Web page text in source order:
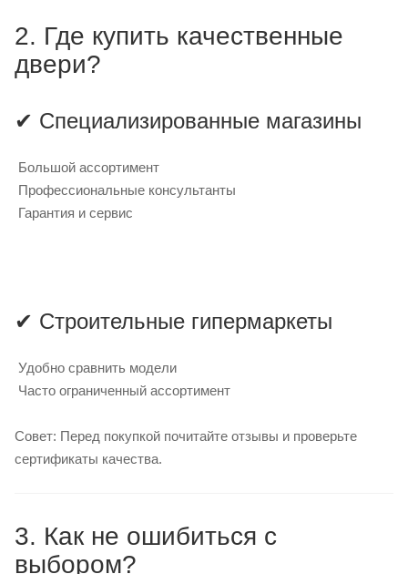
2. Где купить качественные
двери?
✔ Специализированные магазины
Большой ассортимент
Профессиональные консультанты
Гарантия и сервис
✔ Строительные гипермаркеты
Удобно сравнить модели
Часто ограниченный ассортимент
Совет: Перед покупкой почитайте отзывы и проверьте
сертификаты качества.
3. Как не ошибиться с
выбором?